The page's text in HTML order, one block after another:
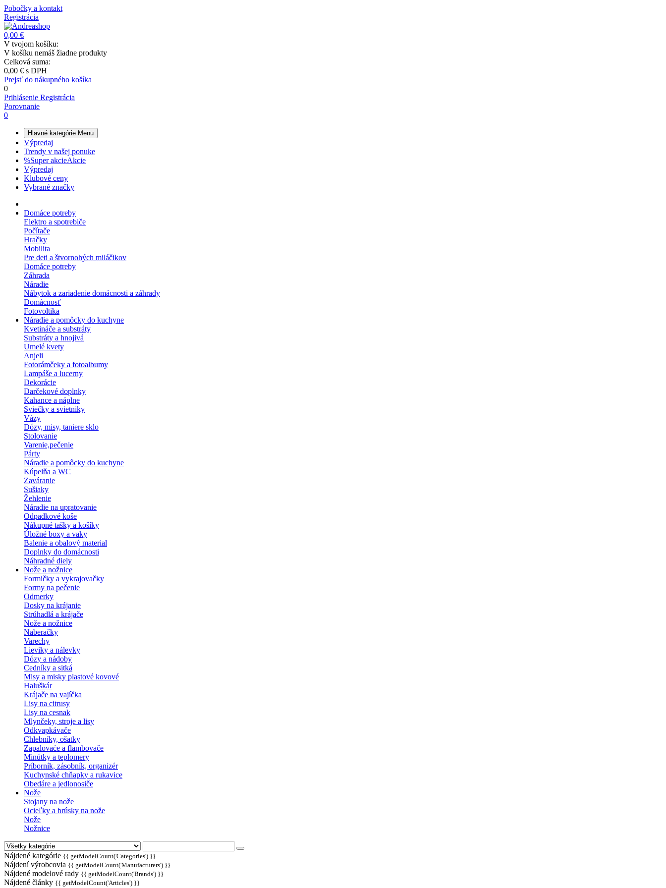
Pobočky a kontakt
Registrácia
0,00 €
V tvojom košíku:
V košíku nemáš žiadne produkty
Celková suma:
0,00 € s DPH
Prejsť do nákupného košíka
0
Prihlásenie Registrácia
Porovnanie
0
Hlavné kategórie Menu
Výpredaj
Trendy v našej ponuke
%Super akcieAkcie
Výpredaj
Klubové ceny
Vybrané značky
Domáce potreby
Elektro a spotrebiče
Počítače
Hračky
Mobilita
Pre deti a štvornohých miláčikov
Domáce potreby
Záhrada
Náradie
Nábytok a zariadenie domácnosti a záhrady
Domácnosť
Fotovoltika
Náradie a pomôcky do kuchyne
Kvetináče a substráty
Substráty a hnojivá
Umelé kvety
Anjeli
Fotorámčeky a fotoalbumy
Lampáše a lucerny
Dekorácie
Darčekové doplnky
Kahance a náplne
Sviečky a svietniky
Vázy
Dózy, misy, taniere sklo
Stolovanie
Varenie,pečenie
Párty
Náradie a pomôcky do kuchyne
Kúpelňa a WC
Zaváranie
Sušiaky
Žehlenie
Náradie na upratovanie
Odpadkové koše
Nákupné tašky a košíky
Úložné boxy a vaky
Balenie a obalový material
Doplnky do domácnosti
Náhradné diely
Nože a nožnice
Formičky a vykrajovačky
Formy na pečenie
Odmerky
Dosky na krájanie
Strúhadlá a krájače
Nože a nožnice
Naberačky
Varechy
Lieviky a nálevky
Dózy a nádoby
Cedníky a sitká
Misy a misky plastové kovové
Haluškár
Krájače na vajíčka
Lisy na citrusy
Lisy na cesnak
Mlynčeky, stroje a lisy
Odkvapkávače
Chlebníky, ošatky
Zapalovaće a flambovače
Minútky a teplomery
Príborník, zásobník, organizér
Kuchynské chňapky a rukavice
Obedáre a jedlonosiče
Nože
Stojany na nože
Ocieľky a brúsky na nože
Nože
Nožnice
Nájdené kategórie {{ getModelCount('Categories') }}
Nájdení výrobcovia {{ getModelCount('Manufacturers') }}
Nájdené modelové rady {{ getModelCount('Brands') }}
Nájdené články {{ getModelCount('Articles') }}